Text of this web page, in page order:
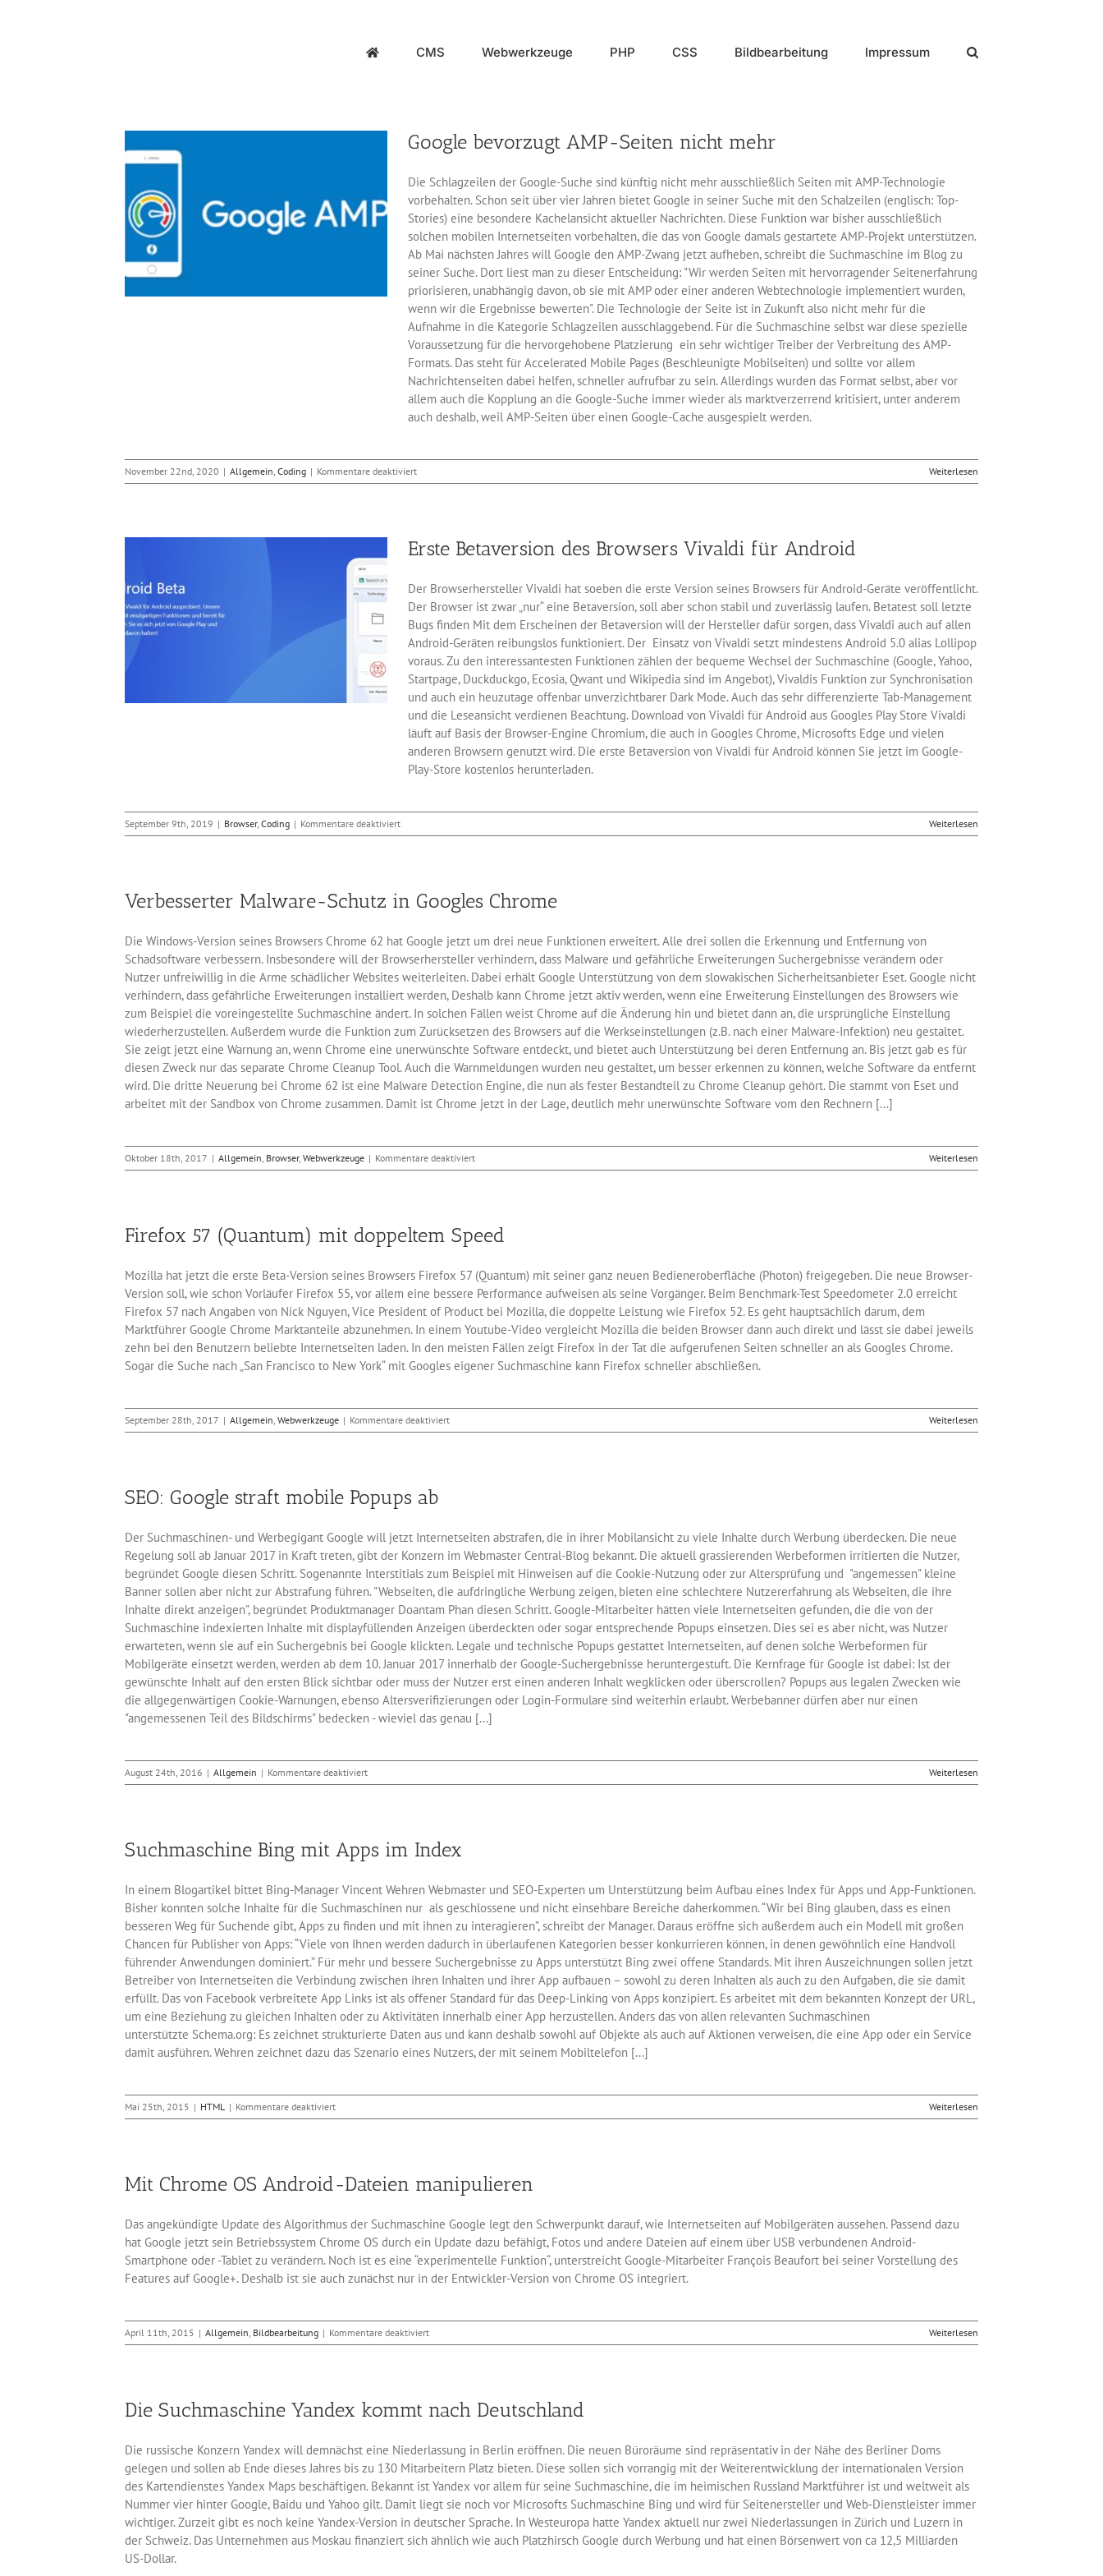
CMS Webwerkzeuge PHP CSS Bildbearbeitung Impressum
Google bevorzugt AMP-Seiten nicht mehr
Die Schlagzeilen der Google-Suche sind künftig nicht mehr ausschließlich Seiten mit AMP-Technologie
vorbehalten. Schon seit über vier Jahren bietet Google in seiner Suche mit den Schalzeilen (englisch: Top-
Stories) eine besondere Kachelansicht aktueller Nachrichten. Diese Funktion war bisher ausschließlich
solchen mobilen Internetseiten vorbehalten, die das von Google damals gestartete AMP-Projekt unterstützen.
Ab Mai nächsten Jahres will Google den AMP-Zwang jetzt aufheben, schreibt die Suchmaschine im Blog zu
seiner Suche. Dort liest man zu dieser Entscheidung: "Wir werden Seiten mit hervorragender Seitenerfahrung
priorisieren, unabhängig davon, ob sie mit AMP oder einer anderen Webtechnologie implementiert wurden,
wenn wir die Ergebnisse bewerten". Die Technologie der Seite ist in Zukunft also nicht mehr für die
Aufnahme in die Kategorie Schlagzeilen ausschlaggebend. Für die Suchmaschine selbst war diese spezielle
Voraussetzung für die hervorgehobene Platzierung ein sehr wichtiger Treiber der Verbreitung des AMP-
Formats. Das steht für Accelerated Mobile Pages (Beschleunigte Mobilseiten) und sollte vor allem
Nachrichtenseiten dabei helfen, schneller aufrufbar zu sein. Allerdings wurden das Format selbst, aber vor
allem auch die Kopplung an die Google-Suche immer wieder als marktverzerrend kritisiert, unter anderem
auch deshalb, weil AMP-Seiten über einen Google-Cache ausgespielt werden.
November 22nd, 2020 | Allgemein, Coding | Kommentare deaktiviertfür
Google
nicht
mehr
Weiterlesen
Erste Betaversion des Browsers Vivaldi für Android
Der Browserhersteller Vivaldi hat soeben die erste Version seines Browsers für Android-Geräte veröffentlicht.
Der Browser ist zwar „nur“ eine Betaversion, soll aber schon stabil und zuverlässig laufen. Betatest soll letzte
Bugs finden Mit dem Erscheinen der Betaversion will der Hersteller dafür sorgen, dass Vivaldi auch auf allen
Android-Geräten reibungslos funktioniert. Der Einsatz von Vivaldi setzt mindestens Android 5.0 alias Lollipop
voraus. Zu den interessantesten Funktionen zählen der bequeme Wechsel der Suchmaschine (Google, Yahoo,
Startpage, Duckduckgo, Ecosia, Qwant und Wikipedia sind im Angebot), Vivaldis Funktion zur Synchronisation
und auch ein heuzutage offenbar unverzichtbarer Dark Mode. Auch das sehr differenzierte Tab-Management
und die Leseansicht verdienen Beachtung. Download von Vivaldi für Android aus Googles Play Store Vivaldi
läuft auf Basis der Browser-Engine Chromium, die auch in Googles Chrome, Microsofts Edge und vielen
anderen Browsern genutzt wird. Die erste Betaversion von Vivaldi für Android können Sie jetzt im Google-
Play-Store kostenlos herunterladen.
September 9th, 2019 | Browser, Coding | Kommentare deaktiviertfür
Erste
Vivaldi
für
Weiterlesen
Verbesserter Malware-Schutz in Googles Chrome
Die Windows-Version seines Browsers Chrome 62 hat Google jetzt um drei neue Funktionen erweitert. Alle drei sollen die Erkennung und Entfernung von
Schadsoftware verbessern. Insbesondere will der Browserhersteller verhindern, dass Malware und gefährliche Erweiterungen Suchergebnisse verändern oder
Nutzer unfreiwillig in die Arme schädlicher Websites weiterleiten. Dabei erhält Google Unterstützung von dem slowakischen Sicherheitsanbieter Eset. Google nicht
verhindern, dass gefährliche Erweiterungen installiert werden, Deshalb kann Chrome jetzt aktiv werden, wenn eine Erweiterung Einstellungen des Browsers wie
zum Beispiel die voreingestellte Suchmaschine ändert. In solchen Fällen weist Chrome auf die Änderung hin und bietet dann an, die ursprüngliche Einstellung
wiederherzustellen. Außerdem wurde die Funktion zum Zurücksetzen des Browsers auf die Werkseinstellungen (z.B. nach einer Malware-Infektion) neu gestaltet.
Sie zeigt jetzt eine Warnung an, wenn Chrome eine unerwünschte Software entdeckt, und bietet auch Unterstützung bei deren Entfernung an. Bis jetzt gab es für
diesen Zweck nur das separate Chrome Cleanup Tool. Auch die Warnmeldungen wurden neu gestaltet, um besser erkennen zu können, welche Software da entfernt
wird. Die dritte Neuerung bei Chrome 62 ist eine Malware Detection Engine, die nun als fester Bestandteil zu Chrome Cleanup gehört. Die stammt von Eset und
arbeitet mit der Sandbox von Chrome zusammen. Damit ist Chrome jetzt in der Lage, deutlich mehr unerwünschte Software vom den Rechnern [...]
Oktober 18th, 2017 | Allgemein, Browser, Webwerkzeuge | Kommentare deaktiviertfür
Verbesserter
Googles
Chrome
Weiterlesen
Firefox 57 (Quantum) mit doppeltem Speed
Mozilla hat jetzt die erste Beta-Version seines Browsers Firefox 57 (Quantum) mit seiner ganz neuen Bedieneroberfläche (Photon) freigegeben. Die neue Browser-
Version soll, wie schon Vorläufer Firefox 55, vor allem eine bessere Performance aufweisen als seine Vorgänger. Beim Benchmark-Test Speedometer 2.0 erreicht
Firefox 57 nach Angaben von Nick Nguyen, Vice President of Product bei Mozilla, die doppelte Leistung wie Firefox 52. Es geht hauptsächlich darum, dem
Marktführer Google Chrome Marktanteile abzunehmen. In einem Youtube-Video vergleicht Mozilla die beiden Browser dann auch direkt und lässt sie dabei jeweils
zehn bei den Benutzern beliebte Internetseiten laden. In den meisten Fällen zeigt Firefox in der Tat die aufgerufenen Seiten schneller an als Googles Chrome.
Sogar die Suche nach „San Francisco to New York“ mit Googles eigener Suchmaschine kann Firefox schneller abschließen.
September 28th, 2017 | Allgemein, Webwerkzeuge | Kommentare deaktiviertfür
Firefox
Weiterlesen
SEO: Google straft mobile Popups ab
Der Suchmaschinen- und Werbegigant Google will jetzt Internetseiten abstrafen, die in ihrer Mobilansicht zu viele Inhalte durch Werbung überdecken. Die neue
Regelung soll ab Januar 2017 in Kraft treten, gibt der Konzern im Webmaster Central-Blog bekannt. Die aktuell grassierenden Werbeformen irritierten die Nutzer,
begründet Google diesen Schritt. Sogenannte Interstitials zum Beispiel mit Hinweisen auf die Cookie-Nutzung oder zur Altersprüfung und "angemessen" kleine
Banner sollen aber nicht zur Abstrafung führen. "Webseiten, die aufdringliche Werbung zeigen, bieten eine schlechtere Nutzererfahrung als Webseiten, die ihre
Inhalte direkt anzeigen", begründet Produktmanager Doantam Phan diesen Schritt. Google-Mitarbeiter hätten viele Internetseiten gefunden, die die von der
Suchmaschine indexierten Inhalte mit displayfüllenden Anzeigen überdeckten oder sogar entsprechende Popups einsetzen. Dies sei es aber nicht, was Nutzer
erwarteten, wenn sie auf ein Suchergebnis bei Google klickten. Legale und technische Popups gestattet Internetseiten, auf denen solche Werbeformen für
Mobilgeräte einsetzt werden, werden ab dem 10. Januar 2017 innerhalb der Google-Suchergebnisse heruntergestuft. Die Kernfrage für Google ist dabei: Ist der
gewünschte Inhalt auf den ersten Blick sichtbar oder muss der Nutzer erst einen anderen Inhalt wegklicken oder überscrollen? Popups aus legalen Zwecken wie
die allgegenwärtigen Cookie-Warnungen, ebenso Altersverifizierungen oder Login-Formulare sind weiterhin erlaubt. Werbebanner dürfen aber nur einen
"angemessenen Teil des Bildschirms" bedecken - wieviel das genau [...]
August 24th, 2016 | Allgemein | Kommentare deaktiviertfür
SEO:
Popups
ab
Weiterlesen
Suchmaschine Bing mit Apps im Index
In einem Blogartikel bittet Bing-Manager Vincent Wehren Webmaster und SEO-Experten um Unterstützung beim Aufbau eines Index für Apps und App-Funktionen.
Bisher konnten solche Inhalte für die Suchmaschinen nur als geschlossene und nicht einsehbare Bereiche daherkommen. “Wir bei Bing glauben, dass es einen
besseren Weg für Suchende gibt, Apps zu finden und mit ihnen zu interagieren”, schreibt der Manager. Daraus eröffne sich außerdem auch ein Modell mit großen
Chancen für Publisher von Apps: “Viele von Ihnen werden dadurch in überlaufenen Kategorien besser konkurrieren können, in denen gewöhnlich eine Handvoll
führender Anwendungen dominiert.” Für mehr und bessere Suchergebnisse zu Apps unterstützt Bing zwei offene Standards. Mit ihren Auszeichnungen sollen jetzt
Betreiber von Internetseiten die Verbindung zwischen ihren Inhalten und ihrer App aufbauen – sowohl zu deren Inhalten als auch zu den Aufgaben, die sie damit
erfüllt. Das von Facebook verbreitete App Links ist als offener Standard für das Deep-Linking von Apps konzipiert. Es arbeitet mit dem bekannten Konzept der URL,
um eine Beziehung zu gleichen Inhalten oder zu Aktivitäten innerhalb einer App herzustellen. Anders das von allen relevanten Suchmaschinen
unterstützte Schema.org: Es zeichnet strukturierte Daten aus und kann deshalb sowohl auf Objekte als auch auf Aktionen verweisen, die eine App oder ein Service
damit ausführen. Wehren zeichnet dazu das Szenario eines Nutzers, der mit seinem Mobiltelefon [...]
Mai 25th, 2015 | HTML | Kommentare deaktiviertfür
Suchmaschine
Index
Weiterlesen
Mit Chrome OS Android-Dateien manipulieren
Das angekündigte Update des Algorithmus der Suchmaschine Google legt den Schwerpunkt darauf, wie Internetseiten auf Mobilgeräten aussehen. Passend dazu
hat Google jetzt sein Betriebssystem Chrome OS durch ein Update dazu befähigt, Fotos und andere Dateien auf einem über USB verbundenen Android-
Smartphone oder -Tablet zu verändern. Noch ist es eine “experimentelle Funktion“, unterstreicht Google-Mitarbeiter François Beaufort bei seiner Vorstellung des
Features auf Google+. Deshalb ist sie auch zunächst nur in der Entwickler-Version von Chrome OS integriert.
April 11th, 2015 | Allgemein, Bildbearbeitung | Kommentare deaktiviertfür
Mit
Dateien
manipulieren
Weiterlesen
Die Suchmaschine Yandex kommt nach Deutschland
Die russische Konzern Yandex will demnächst eine Niederlassung in Berlin eröffnen. Die neuen Büroräume sind repräsentativ in der Nähe des Berliner Doms
gelegen und sollen ab Ende dieses Jahres bis zu 130 Mitarbeitern Platz bieten. Diese sollen sich vorrangig mit der Weiterentwicklung der internationalen Version
des Kartendienstes Yandex Maps beschäftigen. Bekannt ist Yandex vor allem für seine Suchmaschine, die im heimischen Russland Marktführer ist und weltweit als
Nummer vier hinter Google, Baidu und Yahoo gilt. Damit liegt sie noch vor Microsofts Suchmaschine Bing und wird für Seitenersteller und Web-Dienstleister immer
wichtiger. Zurzeit gibt es noch keine Yandex-Version in deutscher Sprache. In Westeuropa hatte Yandex aktuell nur zwei Niederlassungen in Zürich und Luzern in
der Schweiz. Das Unternehmen aus Moskau finanziert sich ähnlich wie auch Platzhirsch Google durch Werbung und hat einen Börsenwert von ca 12,5 Milliarden
US-Dollar.